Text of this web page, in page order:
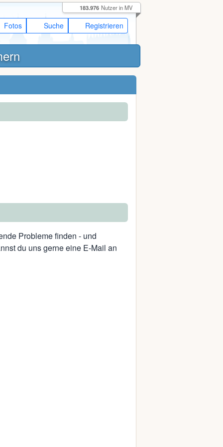
Fotos Suche Registrieren
183.976 Nutzer in MV
Probleme finden - und
du uns gerne eine E-Mail an